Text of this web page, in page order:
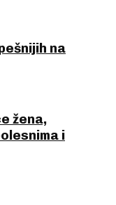
na
žena,
i